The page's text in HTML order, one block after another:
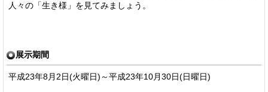
人々の「生き様」を見てみましょう。
展示期間
平成23年8月2日(火曜日)～平成23年10月30日(日曜日)